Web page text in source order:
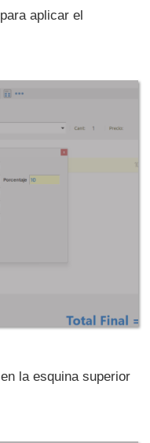
para aplicar el
en la esquina superior